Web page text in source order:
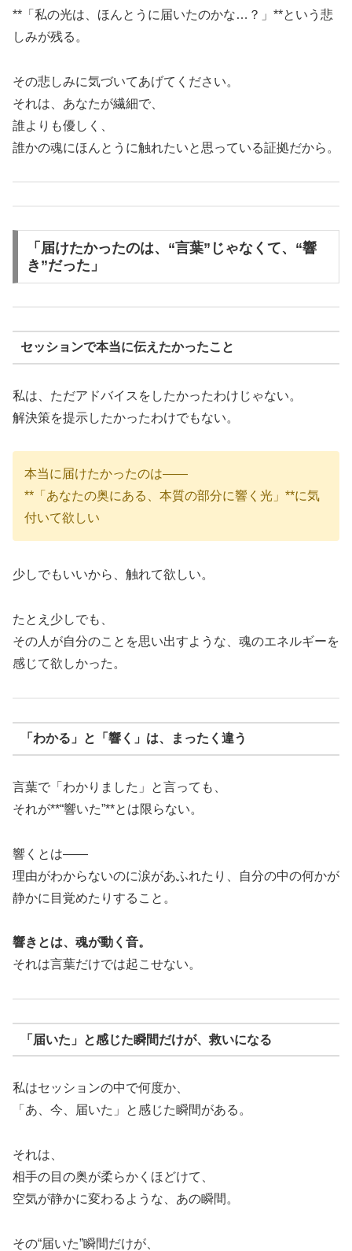
**「私の光は、ほんとうに届いたのかな…？」**という悲
しみが残る。
その悲しみに気づいてあげてください。
それは、あなたが繊細で、
誰よりも優しく、
誰かの魂にほんとうに触れたいと思っている証拠だから。
「届けたかったのは、“言葉”じゃなくて、“響
き”だった」
セッションで本当に伝えたかったこと
私は、ただアドバイスをしたかったわけじゃない。
解決策を提示したかったわけでもない。
本当に届けたかったのは——
**「あなたの奥にある、本質の部分に響く光」**に気
付いて欲しい
少しでもいいから、触れて欲しい。
たとえ少しでも、
その人が自分のことを思い出すような、魂のエネルギーを
感じて欲しかった。
「わかる」と「響く」は、まったく違う
言葉で「わかりました」と言っても、
それが**“響いた”**とは限らない。
響くとは——
理由がわからないのに涙があふれたり、自分の中の何かが
静かに目覚めたりすること。
響きとは、魂が動く音。
それは言葉だけでは起こせない。
「届いた」と感じた瞬間だけが、救いになる
私はセッションの中で何度か、
「あ、今、届いた」と感じた瞬間がある。
それは、
相手の目の奥が柔らかくほどけて、
空気が静かに変わるような、あの瞬間。
その“届いた”瞬間だけが、